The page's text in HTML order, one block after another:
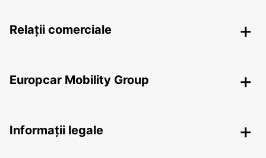
Relații comerciale
Europcar Mobility Group
Informații legale